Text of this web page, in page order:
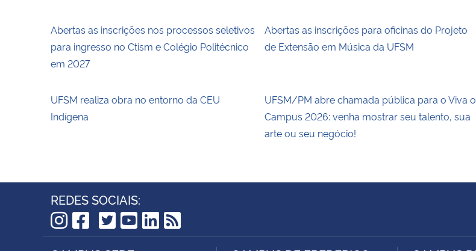
Abertas as inscrições nos processos seletivos
para ingresso no Ctism e Colégio Politécnico
em 2027
Abertas as inscrições para oficinas do Projeto
de Extensão em Música da UFSM
UFSM realiza obra no entorno da CEU
Indígena
UFSM/PM abre chamada pública para o Viva o
Campus 2026: venha mostrar seu talento, sua
arte ou seu negócio!
REDES SOCIAIS:
Instagram
Facebook
TikTok
Twitter
YouTube
LinkedIn
RSS